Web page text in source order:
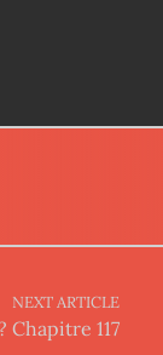
NEXT ARTICLE
Chapitre 117